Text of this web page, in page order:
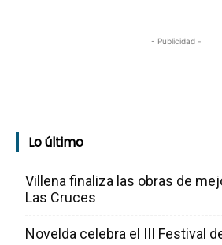
- Publicidad -
Lo último
Villena finaliza las obras de
Las Cruces
Novelda celebra el III Festival